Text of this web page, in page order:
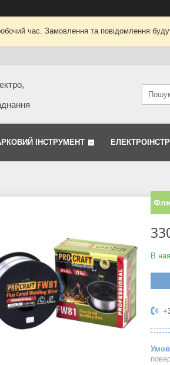
час. Замовлення та повідомлення
ІНСТРУМЕНТ
В